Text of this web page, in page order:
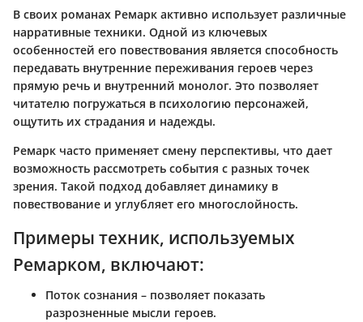
В своих романах Ремарк активно использует различные
нарративные техники. Одной из ключевых
особенностей его повествования является способность
передавать внутренние переживания героев через
прямую речь и внутренний монолог. Это позволяет
читателю погружаться в психологию персонажей,
ощутить их страдания и надежды.
Ремарк часто применяет смену перспективы, что дает
возможность рассмотреть события с разных точек
зрения. Такой подход добавляет динамику в
повествование и углубляет его многослойность.
Примеры техник, используемых
Ремарком, включают:
Поток сознания – позволяет показать
разрозненные мысли героев.